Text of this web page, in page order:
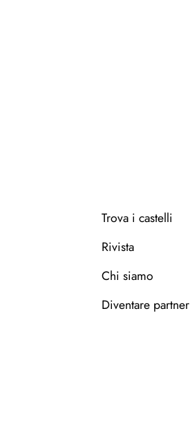
Trova i castelli
Rivista
Chi siamo
Diventare partner